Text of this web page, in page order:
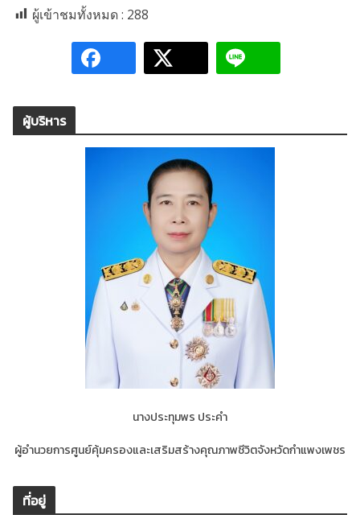
ผู้เข้าชมทั้งหมด : 288
ผู้บริหาร
นางประทุมพร ประคำ
ผู้อำนวยการศูนย์คุ้มครองและเสริมสร้างคุณภาพชีวิตจังหวัดกำแพงเพชร
ที่อยู่